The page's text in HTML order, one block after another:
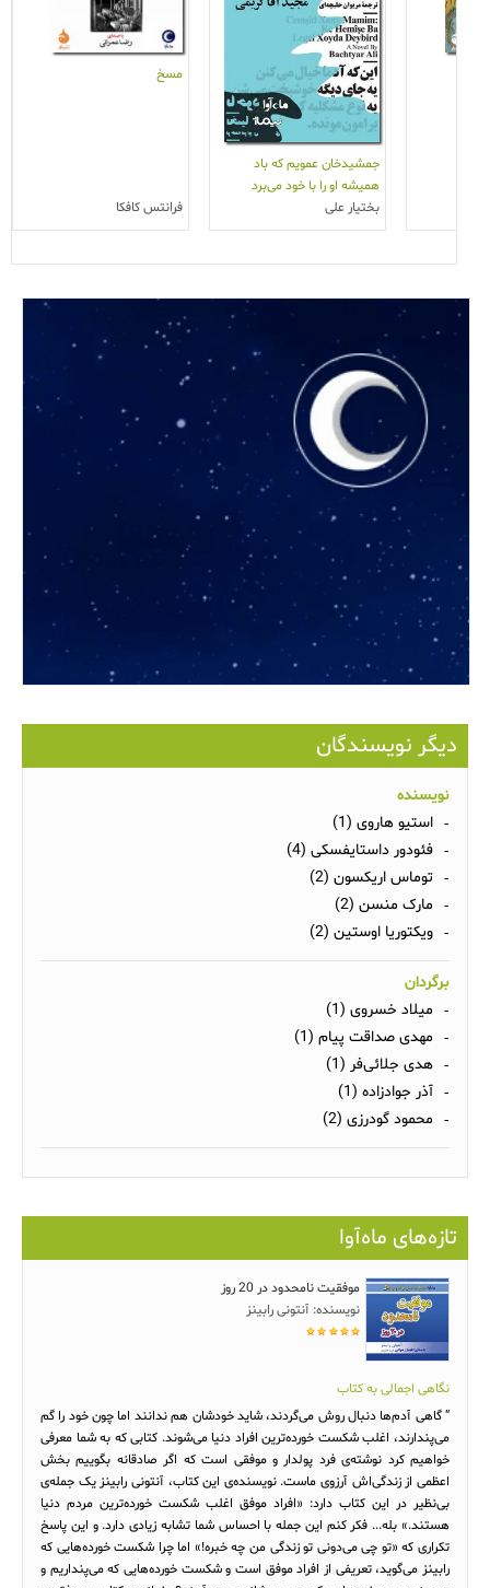
مسخ
فرانتس کافکا
جمشیدخان عمویم که باد
همیشه او را با خود می‌برد
بختیار علی
دیگر نویسندگان
نویسنده
استیو هاروی (1)
فئودور داستایفسکی (4)
توماس اریکسون (2)
مارک منسن (2)
ویکتوریا اوستین (2)
برگردان
میلاد خسروی (1)
مهدی صداقت پیام (1)
هدی جلائی‌فر (1)
آذر جوادزاده (1)
محمود گودرزی (2)
تازه‌های ماه‌آوا
موفقیت نامحدود در 20 روز
نویسنده: آنتونی رابینز
نگاهی اجمالی به کتاب
“ گاهی آدم‌ها دنبال روش می‌گردند، شاید خودشان هم ندانند اما چون خود را گم
می‌پندارند، اغلب شکست خورده‌ترین افراد دنیا می‌شوند. کتابی که به شما معرفی
خواهیم کرد نوشته‌ی فرد پولدار و موفقی است که اگر صادقانه بگوییم بخش
اعظمی از زندگی‌اش آرزوی ماست. نویسنده‌ی این کتاب، آنتونی رابینز یک جمله‌ی
بی‌نظیر در این کتاب دارد: «افراد موفق اغلب شکست خورده‌ترین مردم دنیا
هستند.» بله... فکر کنم این جمله با احساس شما تشابه زیادی دارد. و این پاسخ
تکراری که «تو چی می‌دونی تو زندگی من چه خبره!» اما چرا شکست خورده‌هایی که
رابینز می‌گوید، تعریفی از افراد موفق است و شکست خورده‌هایی که می‌پنداریم و